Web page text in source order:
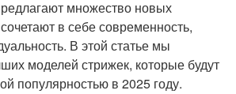
множество новых
в себе современность,
В этой статье мы
моделей стрижек, которые будут
популярностью в 2025 году.